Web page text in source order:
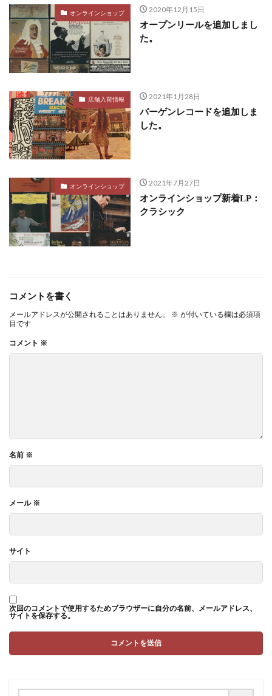
オンラインショップ 2020年12月15日
オープンリールを追加しまし
た。
店舗入荷情報 2021年1月28日
バーゲンレコードを追加しま
した。
オンラインショップ 2021年7月27日
オンラインショップ新着LP：
クラシック
コメントを書く
メールアドレスが公開されることはありません。 ※ が付いている欄は必須項
目です
コメント ※
名前 ※
メール ※
サイト
次回のコメントで使用するためブラウザーに自分の名前、メールアドレス、
サイトを保存する。